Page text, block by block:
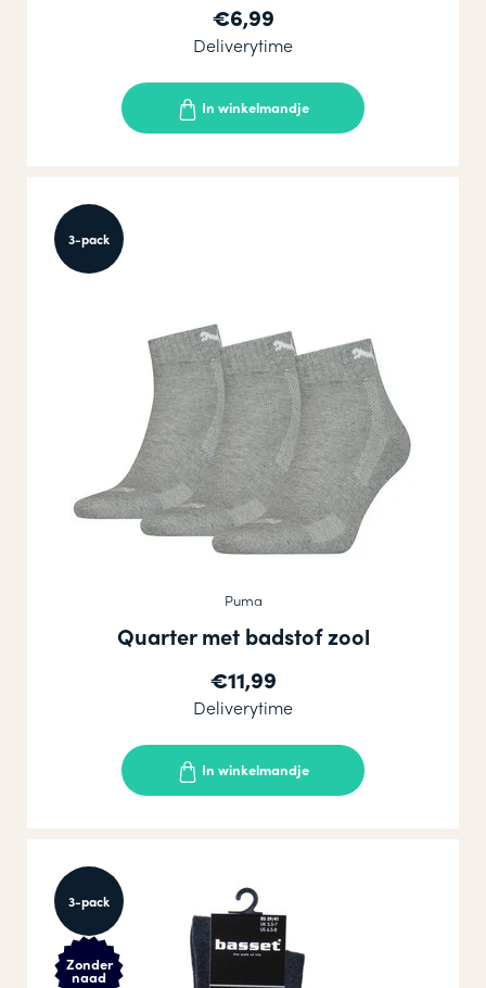
€6,99
Deliverytime
In winkelmandje
3-pack
Puma
Quarter met badstof zool
€11,99
Deliverytime
In winkelmandje
3-pack
Zonder
naad